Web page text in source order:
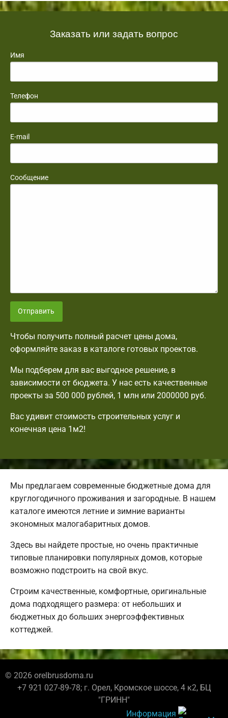
Заказать или задать вопрос
Имя
Телефон
E-mail
Сообщение
Отправить
Чтобы получить полный расчет цены дома,
оформляйте заказ в каталоге готовых проектов.
Мы подберем для вас выгодное решение, в
зависимости от бюджета. У нас есть качественные
проекты за 500 000 рублей, 1 млн или 2000000 руб.
Вас удивит стоимость строительных услуг и
конечная цена 1м2!
Мы предлагаем современные бюджетные дома для
круглогодичного проживания и загородные. В нашем
каталоге имеются летние и зимние варианты
экономных малогабаритных домов.
Здесь вы найдете простые, но очень практичные
типовые планировки популярных домов, которые
возможно подстроить на свой вкус.
Строим качественные, комфортные, оригинальные
дома подходящего размера: от небольших и
бюджетных до больших энергоэффективных
коттеджей.
© 2026 orelbrusdoma.ru
+7 921 027-89-78; г. Орел, Кромское шоссе, 4 к2, БЦ
"ГРИНН"
Информация